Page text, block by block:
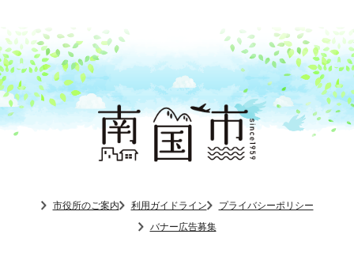
市役所のご案内 利用ガイドライン
プライバシーポリシー
バナー広告募集